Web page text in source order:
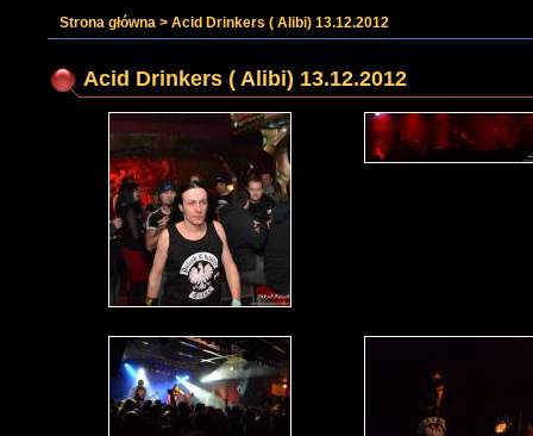
Strona główna > Acid Drinkers ( Alibi) 13.12.2012
Acid Drinkers ( Alibi) 13.12.2012